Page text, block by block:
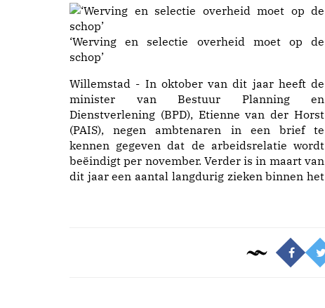
‘Werving en selectie overheid moet op de
schop’
Willemstad - In oktober van dit jaar heeft de
minister van Bestuur Planning en
Dienstverlening (BPD), Etienne van der Horst
(PAIS), negen ambtenaren in een brief te
kennen gegeven dat de arbeidsrelatie wordt
beëindigt per november. Verder is in maart van
dit jaar een aantal langdurig zieken binnen het